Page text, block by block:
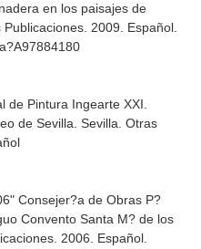
en los paisajes de
2009. Español.
de Pintura Ingearte XXI.
de Sevilla. Sevilla. Otras
Consejer?a de Obras P?
Convento Santa M? de los
2006. Español.